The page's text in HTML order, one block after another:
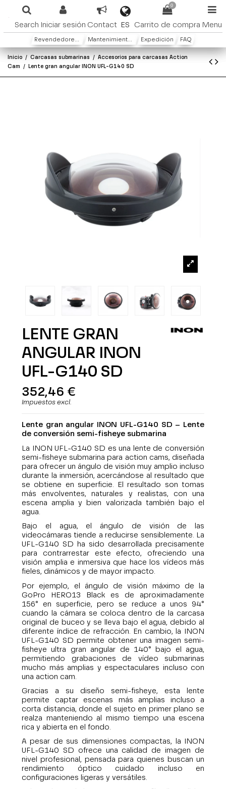
Search Iniciar sesión Contact ES
0
Carrito de compra Menu
Revendedores y distribuidores Mantenimiento y Garantìa Expedición FAQ
Inicio Carcasas submarinas
Accesorios para carcasas Action
Cam
Lente gran angular INON UFL-G140 SD
LENTE GRAN
ANGULAR INON
UFL-G140 SD
352,46 €
Impuestos excl.
Lente gran angular INON UFL-G140 SD – Lente
de conversión semi-fisheye submarina
La INON UFL-G140 SD es una lente de conversión
semi-fisheye submarina para action cams, diseñada
para ofrecer un ángulo de visión muy amplio incluso
durante la inmersión, acercándose al resultado que
se obtiene en superficie. El resultado son tomas
más envolventes, naturales y realistas, con una
escena amplia y bien valorizada también bajo el
agua.
Bajo el agua, el ángulo de visión de las
videocámaras tiende a reducirse sensiblemente. La
UFL-G140 SD ha sido desarrollada precisamente
para contrarrestar este efecto, ofreciendo una
visión amplia e inmersiva que hace los vídeos más
fieles, dinámicos y de mayor impacto.
Por ejemplo, el ángulo de visión máximo de la
GoPro HERO13 Black es de aproximadamente
156° en superficie, pero se reduce a unos 94°
cuando la cámara se coloca dentro de la carcasa
original de buceo y se lleva bajo el agua, debido al
diferente índice de refracción. En cambio, la INON
UFL-G140 SD permite obtener una imagen semi-
fisheye ultra gran angular de 140° bajo el agua,
permitiendo grabaciones de vídeo submarinas
mucho más amplias y espectaculares incluso con
una action cam.
Gracias a su diseño semi-fisheye, esta lente
permite captar escenas más amplias incluso a
corta distancia, donde el sujeto en primer plano se
realza manteniendo al mismo tiempo una escena
rica y abierta en el fondo.
A pesar de sus dimensiones compactas, la INON
UFL-G140 SD ofrece una calidad de imagen de
nivel profesional, pensada para quienes buscan un
rendimiento óptico cuidado incluso en
configuraciones ligeras y versátiles.